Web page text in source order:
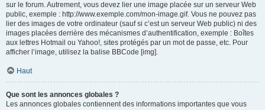
sur le forum. Autrement, vous devez lier une image placée sur un serveur Web
public, exemple : http://www.exemple.com/mon-image.gif. Vous ne pouvez pas
lier des images de votre ordinateur (sauf si c’est un serveur Web public) ni des
images placées derrière des mécanismes d’authentification, exemple : Boîtes
aux lettres Hotmail ou Yahoo!, sites protégés par un mot de passe, etc. Pour
afficher l’image, utilisez la balise BBCode [img].
Haut
Que sont les annonces globales ?
Les annonces globales contiennent des informations importantes que vous